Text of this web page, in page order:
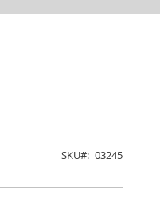
SKU 03245